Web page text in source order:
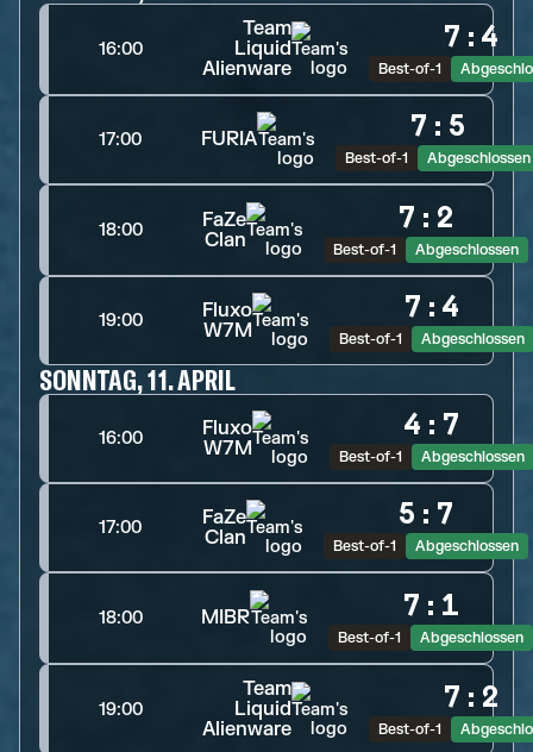
16:00
Team
Liquid
Alienware
7 : 4
Best-of-1
17:00 FURIA 7 : 5
Best-of-1 Abgeschlossen
18:00
FaZe
Clan
7 : 2
Best-of-1 Abgeschlossen
19:00
Fluxo
W7M
7 : 4
Best-of-1 Abgeschlossen
SONNTAG, 11. APRIL
16:00
Fluxo
W7M
4 : 7
Best-of-1 Abgeschlossen
17:00
FaZe
Clan
5 : 7
Best-of-1 Abgeschlossen
18:00 MIBR 7 : 1
Best-of-1 Abgeschlossen
19:00
Team
Liquid
Alienware
7 : 2
Best-of-1